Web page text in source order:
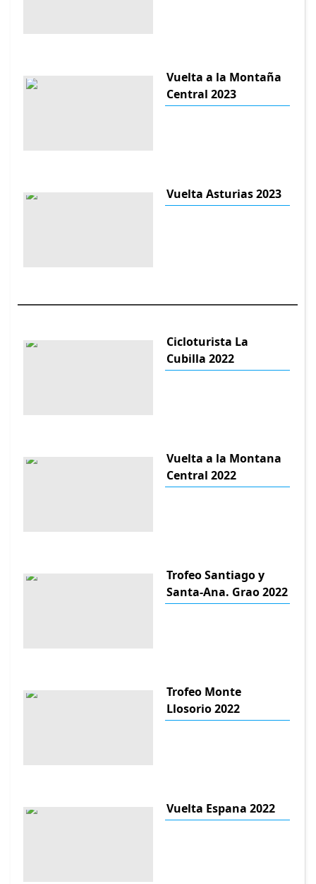
Vuelta a la Montaña
Central 2023
Vuelta Asturias 2023
Cicloturista La
Cubilla 2022
Vuelta a la Montana
Central 2022
Trofeo Santiago y
Santa-Ana. Grao 2022
Trofeo Monte
Llosorio 2022
Vuelta Espana 2022